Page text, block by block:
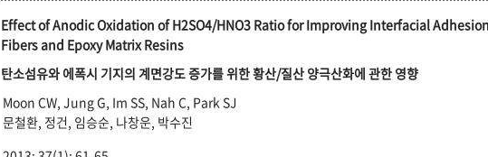
Effect of Anodic Oxidation of H2SO4/HNO3 Ratio for Improving Interfacial
Fibers and Epoxy Matrix Resins
탄소섬유와 에폭시 기지의 계면강도 증가를 위한 황산/질산 양극산화에 관한 영향
Moon CW, Jung G, Im SS, Nah C, Park SJ
문철환, 정건, 임승순, 나창운, 박수진